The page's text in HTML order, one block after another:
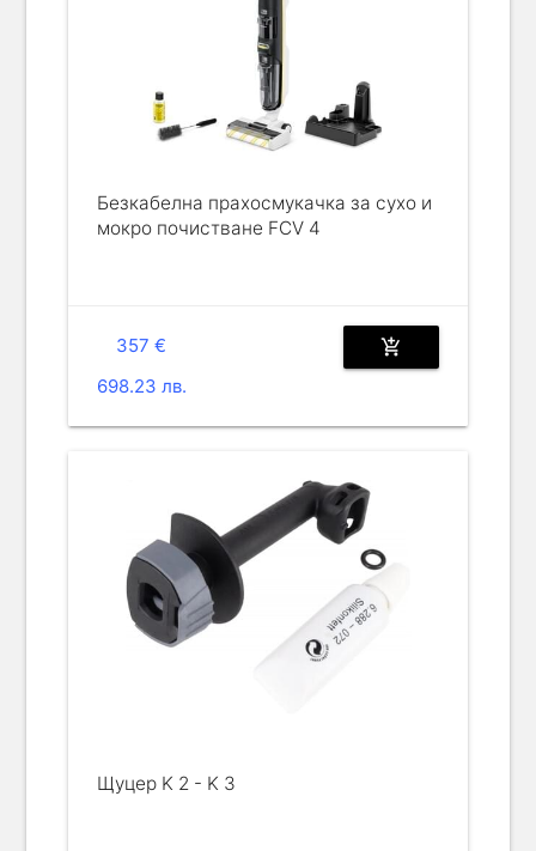
Безкабелнa прахосмукачка за сухо и
мокро почистване FCV 4
357 €
698.23 лв.
add_shopping_cart
Щуцер K 2 - K 3